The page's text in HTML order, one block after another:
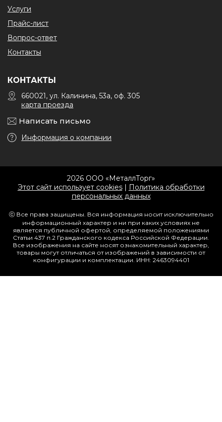
Услуги
Прайс-лист
Вопрос-ответ
Контакты
КОНТАКТЫ
660021, ул. Калинина, 53а, оф. 305
карта проезда
Написать письмо
Информация о компании
2026 ООО «МеталлТорг»
Этот сайт использует cookies| Политика обработки
персональных данных
ⓒ Все права защищены. Вся информация носит исключительно
информационный характер и ни при каких условиях не
является публичной офертой, определяемой положениями
Статьи 437 п.2 Гражданского кодекса Российской Федерации.
Все изображения на сайте носят ознакомительный характер,
товары могут отличаться от изображений в зависимости от
конфигурации и комплектации. ИНН: 2463094401